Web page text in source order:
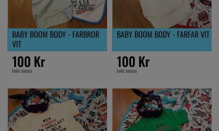
BABY BOOM BODY - FARBROR
VIT
100 Kr
Inkl moms
BABY BOOM BODY - FARFAR VIT
100 Kr
Inkl moms